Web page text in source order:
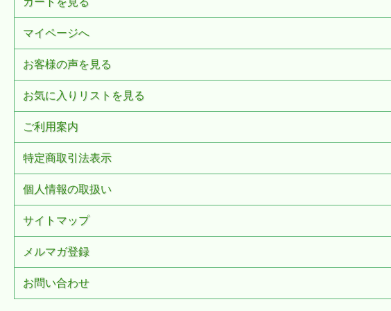
マイページへ
お客様の声を見る
お気に入りリストを見る
ご利用案内
特定商取引法表示
個人情報の取扱い
サイトマップ
メルマガ登録
お問い合わせ